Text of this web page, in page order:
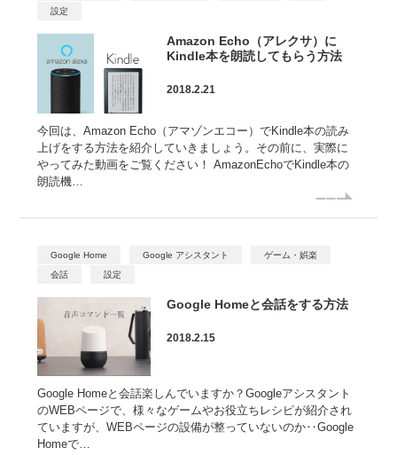
設定
Amazon Echo（アレクサ）に
Kindle本を朗読してもらう方法
2018.2.21
今回は、Amazon Echo（アマゾンエコー）でKindle本の読み
上げをする方法を紹介していきましょう。その前に、実際に
やってみた動画をご覧ください！ AmazonEchoでKindle本の
朗読機…
Google Home Google アシスタント
ゲーム・娯楽
会話
設定
Google Homeと会話をする方法
2018.2.15
Google Homeと会話楽しんでいますか？Googleアシスタント
のWEBページで、様々なゲームやお役立ちレシピが紹介され
ていますが、WEBページの設備が整っていないのか‥Google
Homeで…